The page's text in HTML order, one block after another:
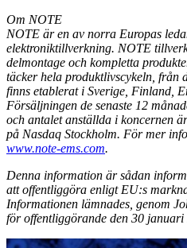
Om NOTE
NOTE är en av norra Europas
elektroniktillverkning. NOTE
delmontage och kompletta
täcker hela produktlivscykeln, från
finns etablerat i Sverige, Finland,
Försäljningen de senaste 12
och antalet anställda i koncernen
på Nasdaq Stockholm. För mer
www.note-ems.com.
Denna information är sådan
att offentliggöra enligt EU:s
Informationen lämnades, genom
för offentliggörande den 30